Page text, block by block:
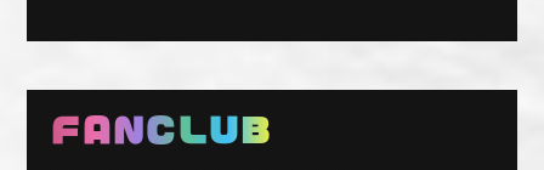
FANCLUB